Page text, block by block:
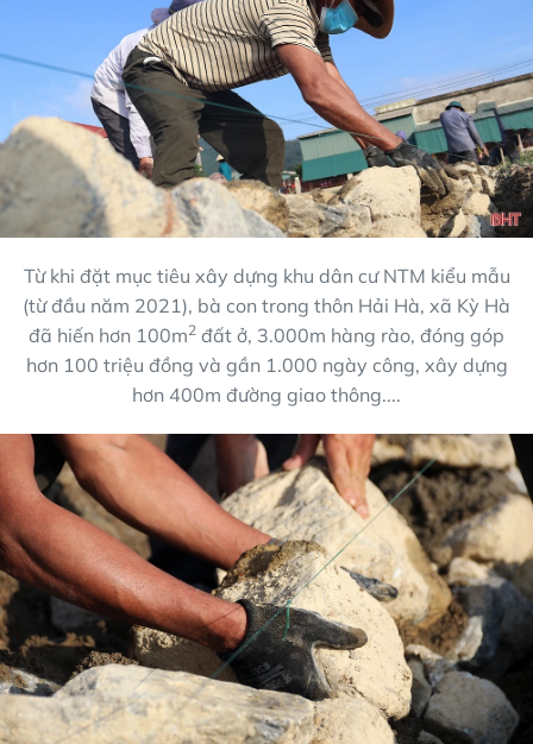
Từ khi đặt mục tiêu xây dựng khu dân cư NTM kiểu mẫu
(từ đầu năm 2021), bà con trong thôn Hải Hà, xã Kỳ Hà
đã hiến hơn 100m2 đất ở, 3.000m hàng rào, đóng góp
hơn 100 triệu đồng và gần 1.000 ngày công, xây dựng
hơn 400m đường giao thông....